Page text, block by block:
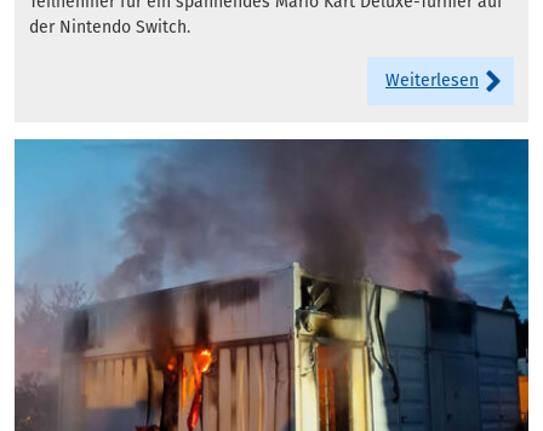
der Nintendo Switch.
Weiterlesen